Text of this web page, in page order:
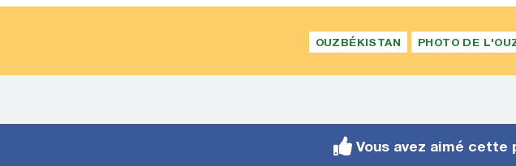
OUZBÉKISTAN PHOTO DE
Vous avez aimé cette